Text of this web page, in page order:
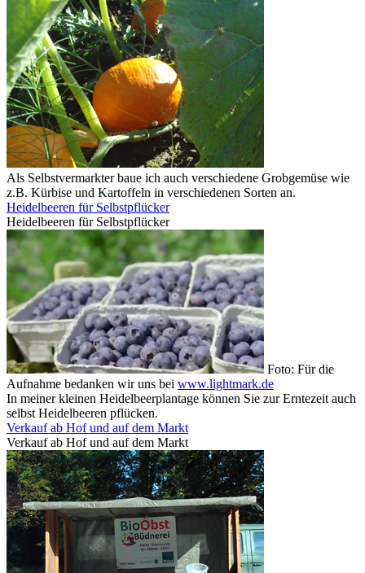
Als Selbstvermarkter baue ich auch verschiedene Grobgemüse wie
z.B. Kürbise und Kartoffeln in verschiedenen Sorten an.
Heidelbeeren für Selbstpflücker
Heidelbeeren für Selbstpflücker
Foto: Für die
Aufnahme bedanken wir uns bei www.lightmark.de
In meiner kleinen Heidelbeerplantage können Sie zur Erntezeit auch
selbst Heidelbeeren pflücken.
Verkauf ab Hof und auf dem Markt
Verkauf ab Hof und auf dem Markt